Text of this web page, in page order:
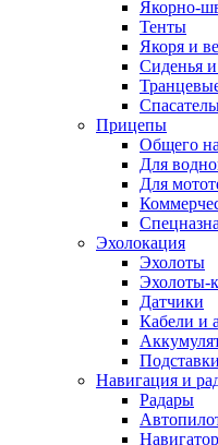
Якорно-
Тенты
Якоря и
Сиденья
Прицепы
Общего
Для
Для
Эхолокация
Эхолоты
Эхолоты-
Датчики
Кабели и
Навигация и
Радары